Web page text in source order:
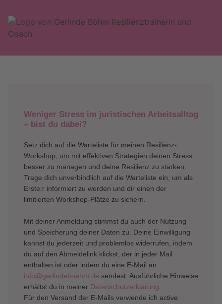
Weniger Stress im juristischen Arbeitsalltag
– bist du dabei?
Setz dich auf die Warteliste für meinen Resilienz-
Workshop, um mit effektiven Strategien deinen Stress
besser zu managen und deine Resilienz zu stärken.
Trage dich unverbindlich auf die Warteliste ein, um als
Erste:r informiert zu werden und dir einen der
limitierten Workshop-Plätze zu sichern.
Mit deiner Anmeldung stimmst du auch der Nutzung
und Speicherung deiner Daten zu. Deine Einwilligung
kannst du jederzeit und problemlos widerrufen, indem
du auf den Abmeldelink klickst, der in jeder Mail
enthalten ist oder indem du eine E-Mail an
info@gerlindeboehm.de sendest. Ausführliche Hinweise
erhältst du in meiner Datenschutzerklärung
Für den Versand der E-Mails verwende ich active